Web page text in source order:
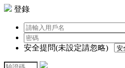
登錄
安全提問(未設定請忽略)